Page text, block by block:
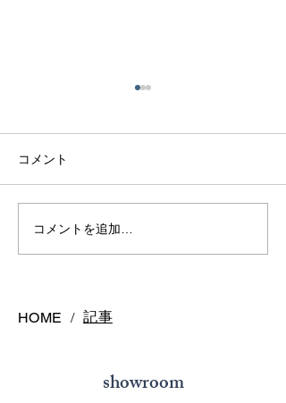
熊本で結婚指輪を選ぶ予
算はどれくらい？相場と
コメント
コメントを追加…
HOME / 記事
showroom